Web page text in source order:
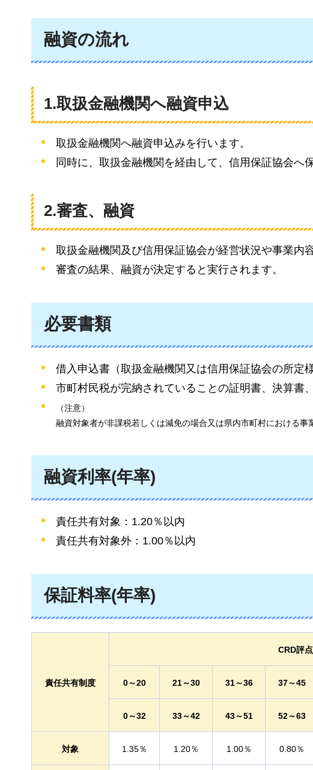
融資の流れ
1.取扱金融機関へ融資申込
取扱金融機関へ融資申込みを行います。
同時に、取扱金融機関を経由して、信用保証協会へ
2.審査、融資
取扱金融機関及び信用保証協会が経営状況や事業内
審査の結果、融資が決定すると実行されます。
必要書類
借入申込書（取扱金融機関又は信用保証協会の所定様
市町村民税が完納されていることの証明書、決算書
（注意）
融資対象者が非課税若しくは減免の場合又は県内市町村における
融資利率(年率)
責任共有対象：1.20％以内
責任共有対象外：1.00％以内
保証料率(年率)
責任共有制度
CRD評
0～20 21～30 31～36 37～45
0～32 33～42 43～51 52～63
対象 1.35％ 1.20％ 1.00％
0.80％